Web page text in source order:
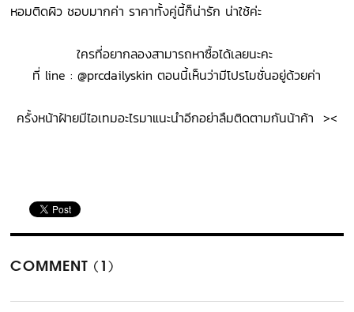
หอมติดผิว ชอบมากค่า ราคาทั้งคู่นี้ก็น่ารัก น่าใช้ค่ะ
ใครที่อยากลองสามารถหาซื้อได้เลยนะคะ
ที่ line : @prcdailyskin ตอนนี้เห็นว่ามีโปรโมชั่นอยู่ด้วยค่า
ครั้งหน้าฝ้ายมีไอเทมอะไรมาแนะนำอีกอย่าลืมติดตามกันน้าค้า ><
COMMENT (1)